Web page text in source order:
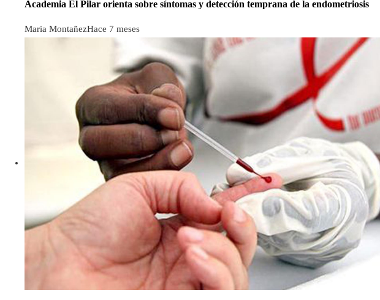
Academia El Pilar orienta sobre síntomas y detección temprana de la endometriosis
Maria MontañezHace 7 meses